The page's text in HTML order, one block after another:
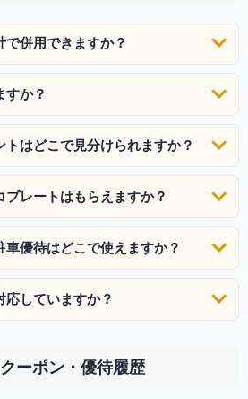
で併用できますか？
すか？
トはどこで見分けられますか？
レートはもらえますか？
車優待はどこで使えますか？
応していますか？
ーポン・優待履歴